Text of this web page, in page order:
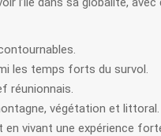
les temps forts du survol.
réunionnais.
végétation et littoral.
vivant une expérience